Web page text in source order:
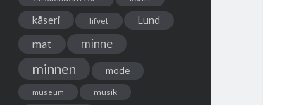
kåseri lifvet Lund
mat minne
minnen mode
museum musik